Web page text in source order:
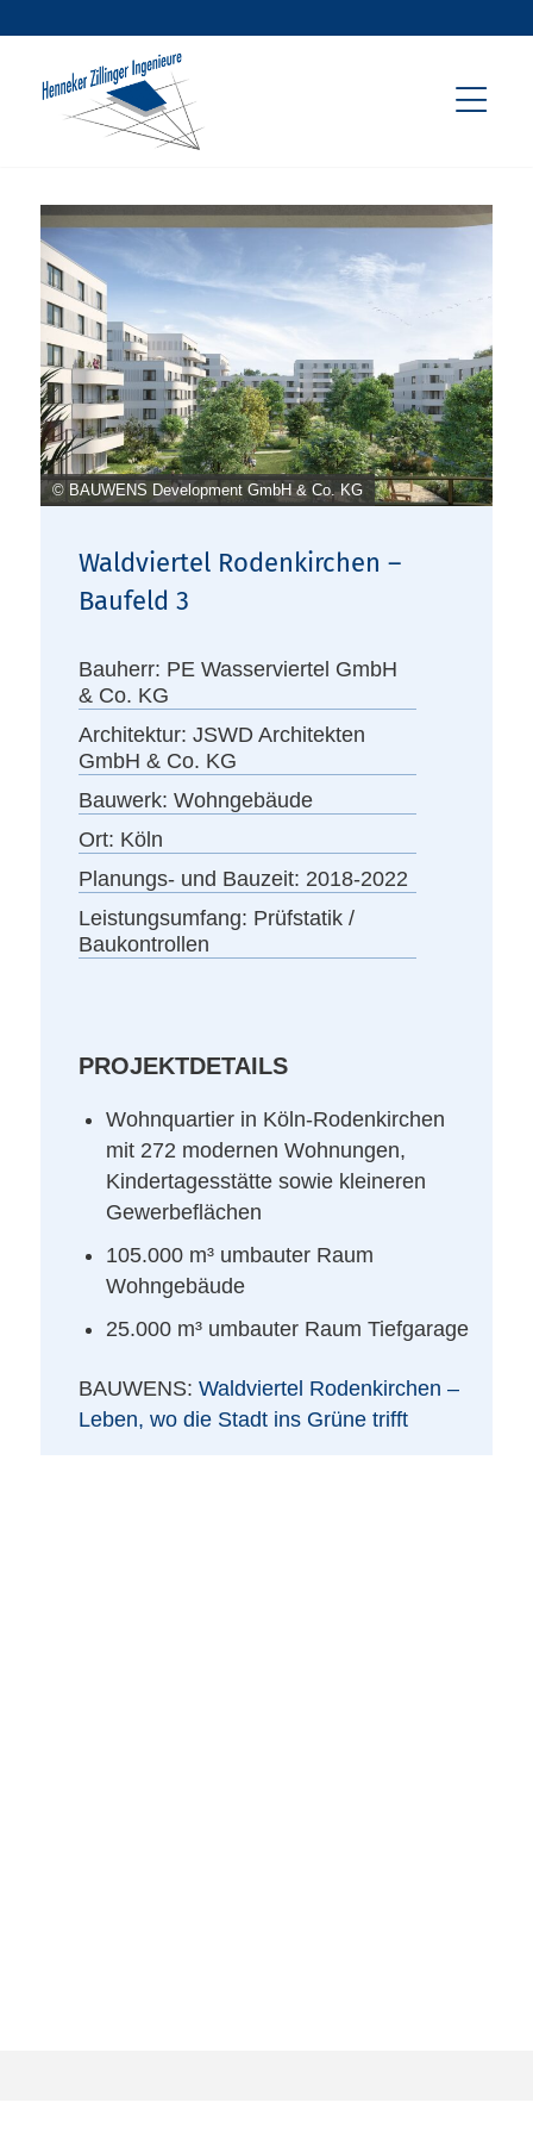
© BAUWENS Development GmbH & Co. KG
Waldviertel Rodenkirchen –
Baufeld 3
Bauherr: PE Wasserviertel GmbH
& Co. KG
Architektur:JSWD Architekten
GmbH & Co. KG
Bauwerk:Wohngebäude
Ort: Köln
Planungs- und Bauzeit: 2018-2022
Leistungsumfang: Prüfstatik /
Baukontrollen
PROJEKTDETAILS
Wohnquartier in Köln-Rodenkirchen
mit 272 modernen Wohnungen,
Kindertagesstätte sowie kleineren
Gewerbeflächen
105.000 m³ umbauter Raum
Wohngebäude
25.000 m³ umbauter Raum Tiefgarage
BAUWENS:Waldviertel Rodenkirchen –
Leben, wo die Stadt ins Grüne trifft